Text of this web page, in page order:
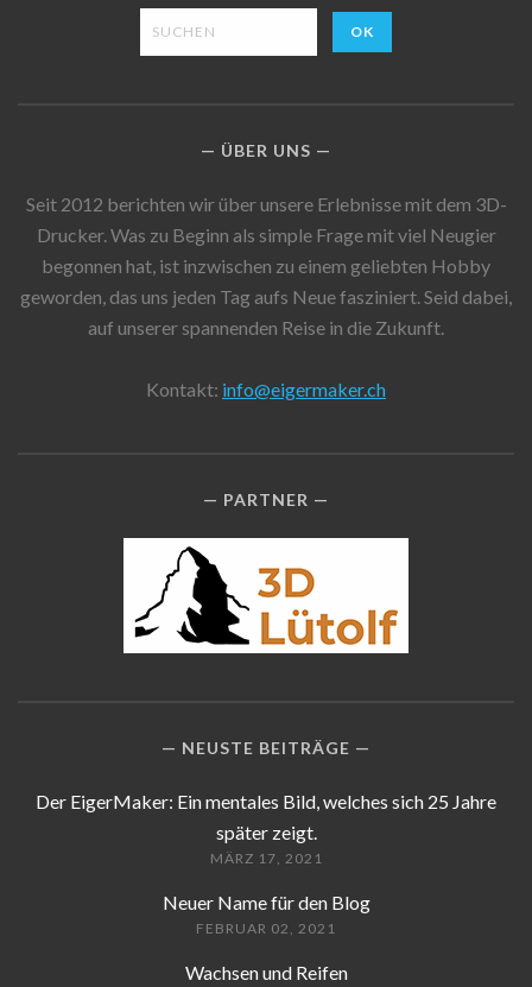
ÜBER UNS
Seit 2012 berichten wir über unsere Erlebnisse mit dem 3D-
Drucker. Was zu Beginn als simple Frage mit viel Neugier
begonnen hat, ist inzwischen zu einem geliebten Hobby
geworden, das uns jeden Tag aufs Neue fasziniert. Seid dabei,
auf unserer spannenden Reise in die Zukunft.
Kontakt: info@eigermaker.ch
PARTNER
NEUSTE BEITRÄGE
Der EigerMaker: Ein mentales Bild, welches sich 25 Jahre
später zeigt.
MÄRZ 17, 2021
Neuer Name für den Blog
FEBRUAR 02, 2021
Wachsen und Reifen